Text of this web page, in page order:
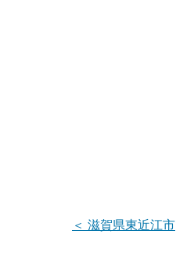
＜ 滋賀県東近江市